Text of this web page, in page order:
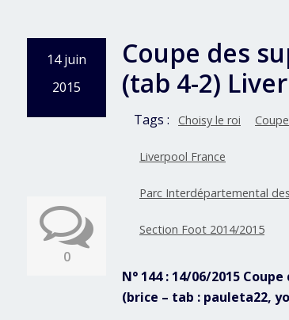
14 juin
2015
0
Coupe des
(tab 4-2)
Tags : Choisy le roi
Liverpool France
Parc Interdépartemental
Section Foot 2014/2015
N° 144 : 14/06/2015
(brice – tab : pauleta22,